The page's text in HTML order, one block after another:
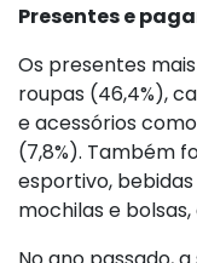
Presentes e
Os presentes
roupas (46,4%),
e acessórios
(7,8%). Também
esportivo,
mochilas e